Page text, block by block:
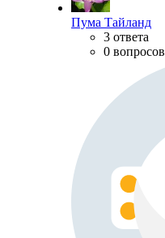
Пума Тайланд
3 ответа
0 вопросов